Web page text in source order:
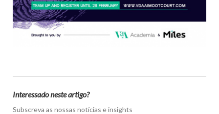
Interessado neste artigo?
Subscreva as nossas notícias e insights